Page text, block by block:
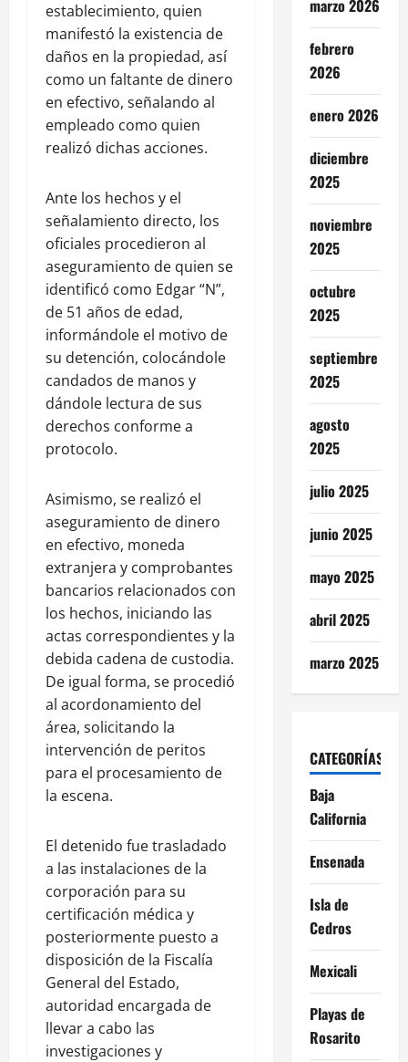
establecimiento, quien
manifestó la existencia de
daños en la propiedad, así
como un faltante de dinero
en efectivo, señalando al
empleado como quien
realizó dichas acciones.
Ante los hechos y el
señalamiento directo, los
oficiales procedieron al
aseguramiento de quien se
identificó como Edgar “N”,
de 51 años de edad,
informándole el motivo de
su detención, colocándole
candados de manos y
dándole lectura de sus
derechos conforme a
protocolo.
Asimismo, se realizó el
aseguramiento de dinero
en efectivo, moneda
extranjera y comprobantes
bancarios relacionados con
los hechos, iniciando las
actas correspondientes y la
debida cadena de custodia.
De igual forma, se procedió
al acordonamiento del
área, solicitando la
intervención de peritos
para el procesamiento de
la escena.
El detenido fue trasladado
a las instalaciones de la
corporación para su
certificación médica y
posteriormente puesto a
disposición de la Fiscalía
General del Estado,
autoridad encargada de
llevar a cabo las
investigaciones y
marzo 2026
febrero
2026
enero 2026
diciembre
2025
noviembre
2025
octubre
2025
septiembre
2025
agosto
2025
julio 2025
junio 2025
mayo 2025
abril 2025
marzo 2025
CATEGORÍAS
Baja
California
Ensenada
Isla de
Cedros
Mexicali
Playas de
Rosarito